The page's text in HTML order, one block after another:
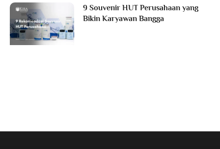
9 Souvenir HUT Perusahaan yang
Bikin Karyawan Bangga